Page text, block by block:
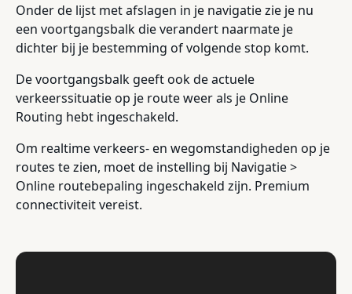
Onder de lijst met afslagen in je navigatie zie je nu
een voortgangsbalk die verandert naarmate je
dichter bij je bestemming of volgende stop komt.
De voortgangsbalk geeft ook de actuele
verkeerssituatie op je route weer als je Online
Routing hebt ingeschakeld.
Om realtime verkeers- en wegomstandigheden op je
routes te zien, moet de instelling bij Navigatie >
Online routebepaling ingeschakeld zijn. Premium
connectiviteit vereist.